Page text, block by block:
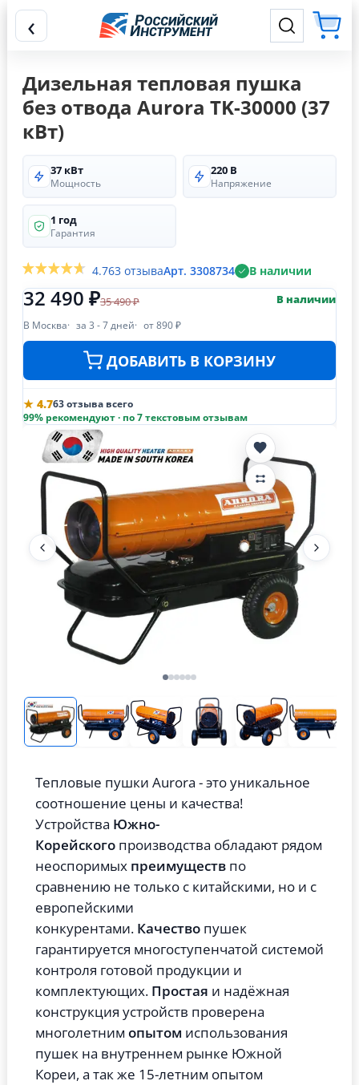
‹
Дизельная тепловая пушка
без отвода Aurora TK-30000 (37
кВт)
37 кВт
Мощность
220 В
Напряжение
1 год
Гарантия
4.763 отзываАрт. 3308734 В наличии
32 490 ₽35 490 ₽ В наличии
В Москва за 3 - 7 дней от 890 ₽
ДОБАВИТЬ В КОРЗИНУ
★ 4.763 отзыва всего
99% рекомендуют · по 7 текстовым отзывам
Тепловые пушки Aurora - это уникальное
соотношение цены и качества!
Устройства Южно-
Корейского производства обладают рядом
неоспоримых преимуществ по
сравнению не только с китайскими, но и с
европейскими
конкурентами. Качество пушек
гарантируется многоступенчатой системой
контроля готовой продукции и
комплектующих. Простая и надёжная
конструкция устройств проверена
многолетним опытом использования
пушек на внутреннем рынке Южной
Кореи, а так же 15-летним опытом